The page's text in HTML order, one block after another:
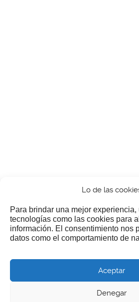
Lo de las
Para brindar una mejor
tecnologías como las cookies para
información. El consentimiento nos
datos como el comportamiento de
Aceptar
Denegar
¿Nos invitas a un cafecillo?
Si te gusta nuestra web puedes